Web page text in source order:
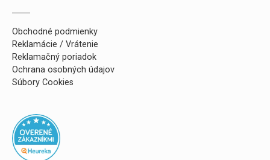
Obchodné podmienky
Reklamácie / Vrátenie
Reklamačný poriadok
Ochrana osobných údajov
Súbory Cookies